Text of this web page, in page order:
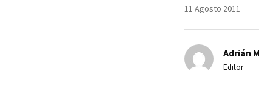
11 Agosto 2011
Adrián
Editor